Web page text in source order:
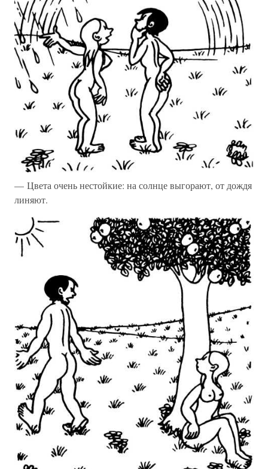
— Цвета очень нестойкие: на солнце выгорают, от дождя
линяют.